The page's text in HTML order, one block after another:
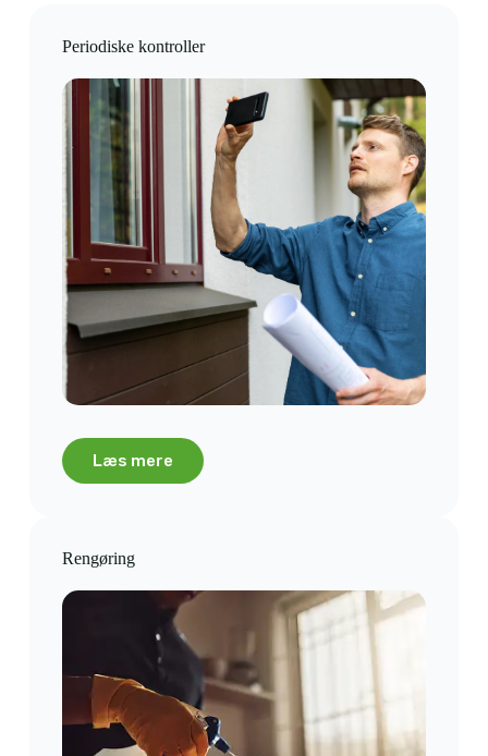
Periodiske kontroller
Læs mere
Rengøring